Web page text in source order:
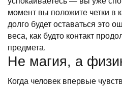
момент вы положите четки в
долго будет оставаться это
веса, как будто контакт
предмета.
Не магия, а
Когда человек впервые